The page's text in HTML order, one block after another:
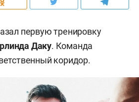
первую тренировку
Даку. Команда
коридор.